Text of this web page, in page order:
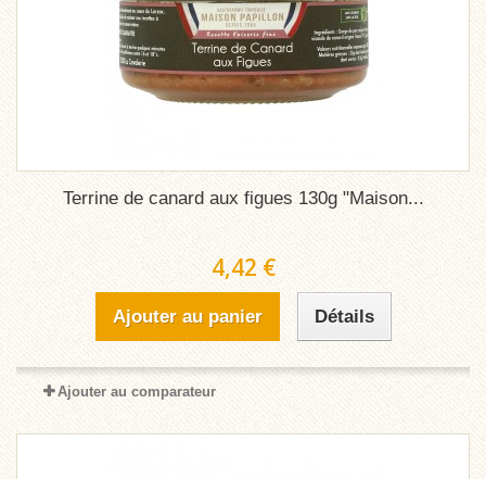
Terrine de canard aux figues 130g "Maison...
4,42 €
Ajouter au panier Détails
Ajouter au comparateur